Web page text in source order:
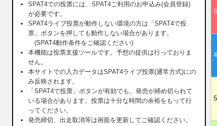
SPAT4での投票には、SPAT4ご利用のお申込み(会員登録)
が必要です。
SPAT4ライブ投票が動作しない環境の方は「SPAT4で投
票」ボタンを押しても動作しない場合があります。
(SPAT4動作条件をご確認ください)
本機能は投票支援ツールです。予想の提供は行っておりま
せん。
本サイトでの入力データはSPAT4ライブ投票(通常方式)にの
み反映されます。
「SPAT4で投票」ボタンが有効でも、発売が締め切られて
いる場合があります。投票は十分な時間の余裕をもって行
ってください。
発売締切、出走取消等は画面を更新してご確認ください。
3
4
5